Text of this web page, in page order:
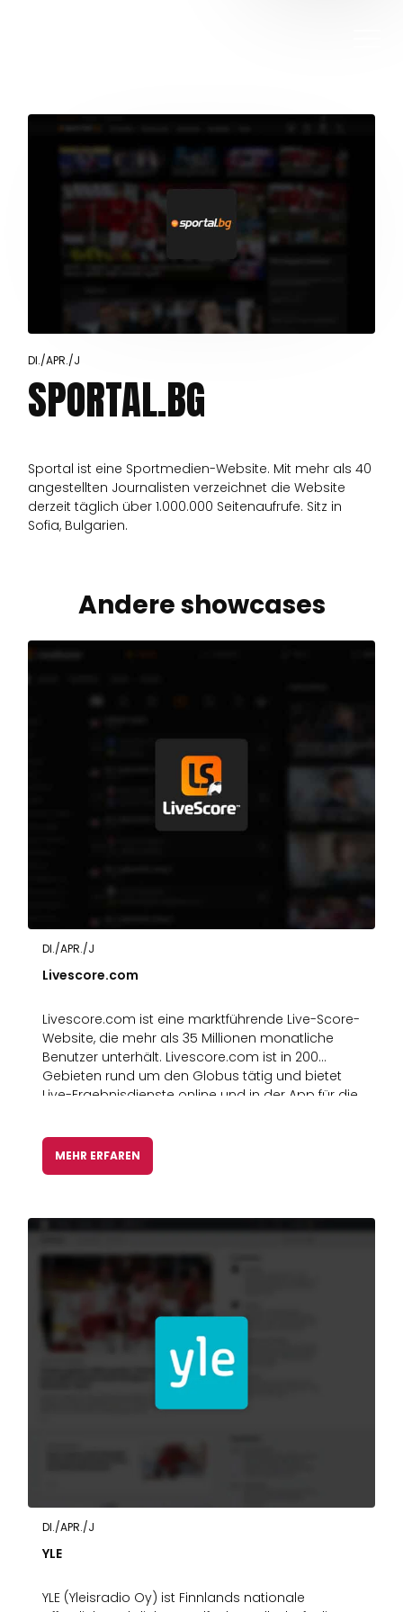
DI./APR./J
SPORTAL.BG
Sportal ist eine Sportmedien-Website. Mit mehr als 40
angestellten Journalisten verzeichnet die Website
derzeit täglich über 1.000.000 Seitenaufrufe. Sitz in
Sofia, Bulgarien.
Andere showcases
DI./APR./J
Livescore.com
Livescore.com ist eine marktführende Live-Score-
Website, die mehr als 35 Millionen monatliche
Benutzer unterhält. Livescore.com ist in 200
Gebieten rund um den Globus tätig und bietet
Live-Ergebnisdienste online und in der App für die
MEHR ERFAREN
DI./APR./J
YLE
YLE (Yleisradio Oy) ist Finnlands nationale